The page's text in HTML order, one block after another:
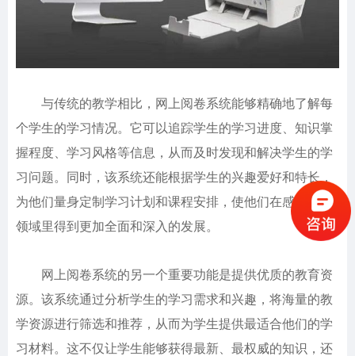
与传统的教学相比，网上阅卷系统能够精确地了解每
个学生的学习情况。它可以追踪学生的学习进度、知识掌
握程度、学习风格等信息，从而及时发现和解决学生的学
习问题。同时，该系统还能根据学生的兴趣爱好和特长，
为他们量身定制学习计划和课程安排，使他们在感兴趣的
领域里得到更加全面和深入的发展。
网上阅卷系统的另一个重要功能是提供优质的教育资
源。该系统通过分析学生的学习需求和兴趣，将海量的教
学资源进行筛选和推荐，从而为学生提供最适合他们的学
习材料。这不仅让学生能够获得最新、最权威的知识，还